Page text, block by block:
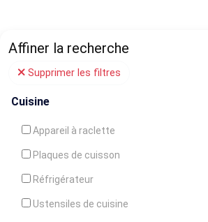
Affiner la recherche
Supprimer les filtres
Cuisine
Appareil à raclette
Plaques de cuisson
Réfrigérateur
Ustensiles de cuisine